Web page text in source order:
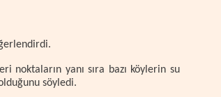
noktaların yanı sıra bazı köylerin su
söyledi.